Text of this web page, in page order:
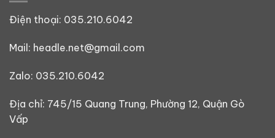
Điện thoại: 035.210.6042
Mail: headle.net@gmail.com
Zalo: 035.210.6042
Địa chỉ: 745/15 Quang Trung, Phường 12, Quận Gò
Vấp